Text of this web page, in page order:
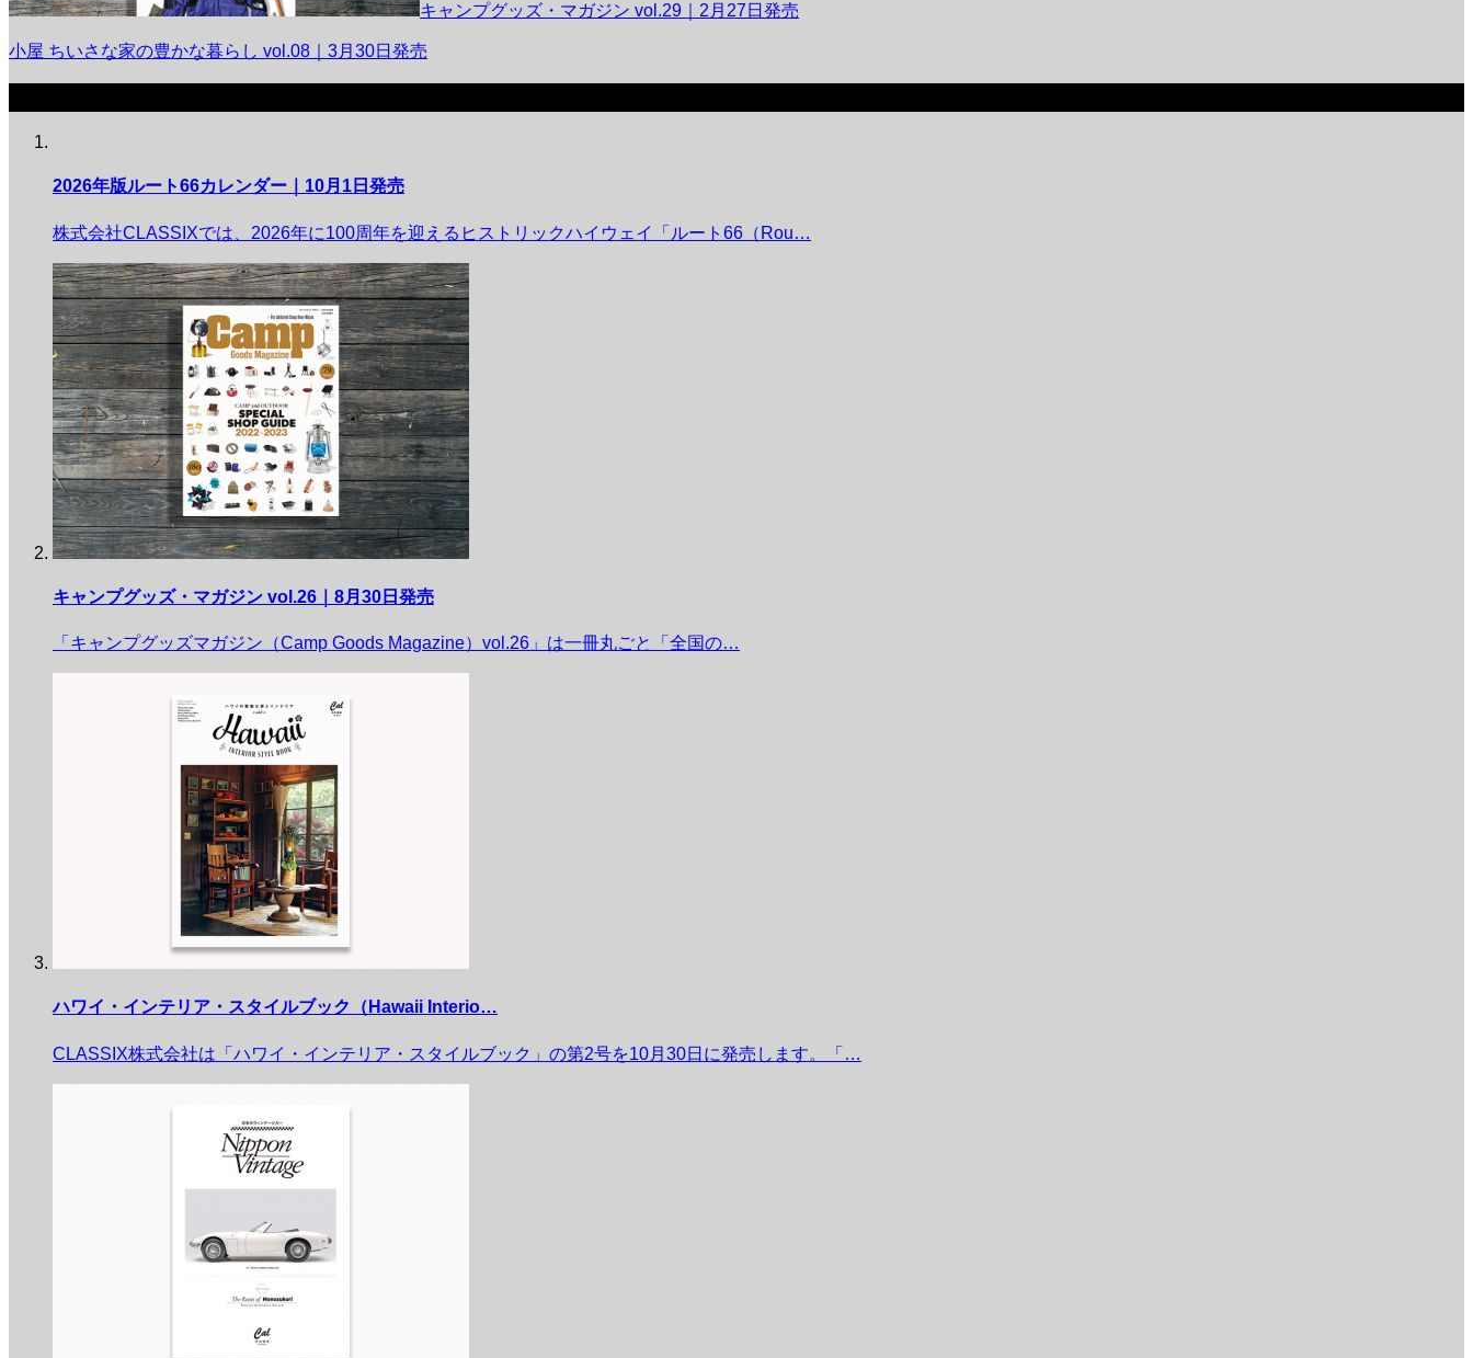
キャンプグッズ・マガジン vol.29｜2月27日発売
小屋 ちいさな家の豊かな暮らし vol.08｜3月30日発売
2026年版ルート66カレンダー｜10月1日発売
株式会社CLASSIXでは、2026年に100周年を迎えるヒストリックハイウェイ「ルート66（Rou…
キャンプグッズ・マガジン vol.26｜8月30日発売
「キャンプグッズマガジン（Camp Goods Magazine）vol.26」は一冊丸ごと「全国の…
ハワイ・インテリア・スタイルブック（Hawaii Interio…
CLASSIX株式会社は「ハワイ・インテリア・スタイルブック」の第2号を10月30日に発売します。「…